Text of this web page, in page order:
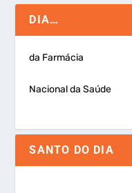
DIA…
da Farmácia
Nacional da Saúde
SANTO DO DIA